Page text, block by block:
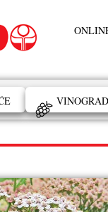
VINOGRAD